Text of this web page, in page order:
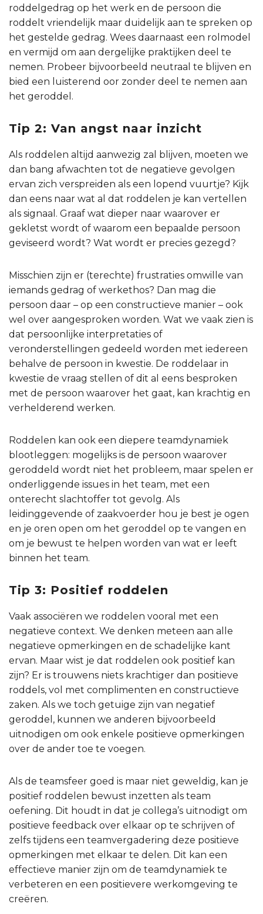
roddelgedrag op het werk en de persoon die
roddelt vriendelijk maar duidelijk aan te spreken op
het gestelde gedrag. Wees daarnaast een rolmodel
en vermijd om aan dergelijke praktijken deel te
nemen. Probeer bijvoorbeeld neutraal te blijven en
bied een luisterend oor zonder deel te nemen aan
het geroddel.
Tip 2: Van angst naar inzicht
Als roddelen altijd aanwezig zal blijven, moeten we
dan bang afwachten tot de negatieve gevolgen
ervan zich verspreiden als een lopend vuurtje? Kijk
dan eens naar wat al dat roddelen je kan vertellen
als signaal. Graaf wat dieper naar waarover er
gekletst wordt of waarom een bepaalde persoon
geviseerd wordt? Wat wordt er precies gezegd?
Misschien zijn er (terechte) frustraties omwille van
iemands gedrag of werkethos? Dan mag die
persoon daar – op een constructieve manier – ook
wel over aangesproken worden. Wat we vaak zien is
dat persoonlijke interpretaties of
veronderstellingen gedeeld worden met iedereen
behalve de persoon in kwestie. De roddelaar in
kwestie de vraag stellen of dit al eens besproken
met de persoon waarover het gaat, kan krachtig en
verhelderend werken.
Roddelen kan ook een diepere teamdynamiek
blootleggen: mogelijks is de persoon waarover
geroddeld wordt niet het probleem, maar spelen er
onderliggende issues in het team, met een
onterecht slachtoffer tot gevolg. Als
leidinggevende of zaakvoerder hou je best je ogen
en je oren open om het geroddel op te vangen en
om je bewust te helpen worden van wat er leeft
binnen het team.
Tip 3: Positief roddelen
Vaak associëren we roddelen vooral met een
negatieve context. We denken meteen aan alle
negatieve opmerkingen en de schadelijke kant
ervan. Maar wist je dat roddelen ook positief kan
zijn? Er is trouwens niets krachtiger dan positieve
roddels, vol met complimenten en constructieve
zaken. Als we toch getuige zijn van negatief
geroddel, kunnen we anderen bijvoorbeeld
uitnodigen om ook enkele positieve opmerkingen
over de ander toe te voegen.
Als de teamsfeer goed is maar niet geweldig, kan je
positief roddelen bewust inzetten als team
oefening. Dit houdt in dat je collega’s uitnodigt om
positieve feedback over elkaar op te schrijven of
zelfs tijdens een teamvergadering deze positieve
opmerkingen met elkaar te delen. Dit kan een
effectieve manier zijn om de teamdynamiek te
verbeteren en een positievere werkomgeving te
creëren.